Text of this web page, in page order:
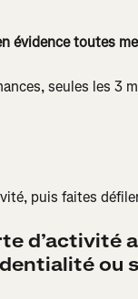
évidence toutes
seules les 3
puis faites
d’activité
ou